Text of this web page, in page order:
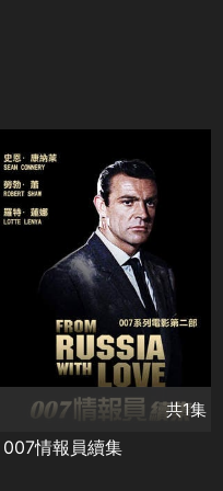
共1集
史恩康納萊 羅特蓮娜
劇情 冒險
動作
經典
007系列 共1集
007情報員續集